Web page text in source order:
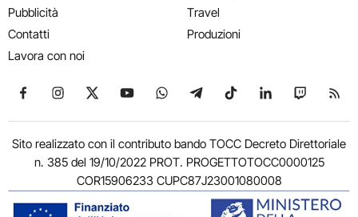
Pubblicità
Contatti
Lavora con noi
Travel
Produzioni
Seguici su Facebook
Seguici su Instagram
Seguici su X
Seguici su YouTube
Seguici su WhatsApp
Seguici su Telegram
Seguici su TikTok
Seguici su
Seguici
Sito realizzato con il contributo bando TOCC Decreto Direttoriale
n. 385 del 19/10/2022 PROT. PROGETTOTOCC0000125
COR15906233 CUPC87J23001080008